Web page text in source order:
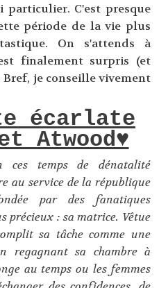
particulier. C'est presque
période de la vie plus
On s'attends à
finalement surpris (et
Bref, je conseille vivement
écarlate
Atwood♥
ces temps de dénatalité
au service de la république
par des fanatiques
: sa matrice. Vêtue
sa tâche comme une
regagnant sa chambre à
au temps ou les femmes